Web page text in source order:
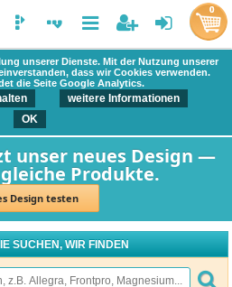
unserer Dienste. Mit der Nutzung unserer
dass wir Cookies verwenden.
die Seite Google Analytics.
weitere Informationen
OK
unser neues Design —
Produkte.
Design testen
0
SUCHEN, WIR FINDEN